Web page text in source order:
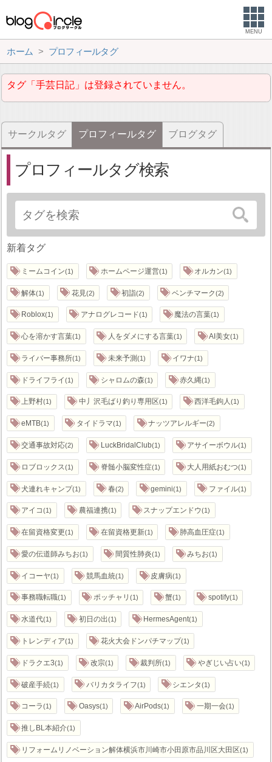
MENU
ホーム プロフィールタグ
タグ「手芸日記」は登録されていません。
サークルタグ プロフィールタグ ブログタグ
プロフィールタグ検索
新着タグ
ミームコイン 1 ホームページ運営 1 オルカン 1
解体 1 花見 2 初詣 2 ベンチマーク 2
Roblox 1 アナログレコード 1 魔法の言葉 1
心を溶かす言葉 1 人をダメにする言葉 1 AI美女 1
ライバー事務所 1 未来予測 1 イワナ 1
ドライフライ 1 シャロムの森 1 赤久縄 1
上野村 1 中丿沢毛ばり釣り専用区 1 西洋毛鉤人 1
eMTB 1 タイドラマ 1 ナッツアレルギー 2
交通事故対応 2 LuckBridalClub 1 アサイーボウル 1
ロブロックス 1 脊髄小脳変性症 1 大人用紙おむつ 1
犬連れキャンプ 1 春 2 gemini 1 ファイル 1
アイコ 1 農福連携 1 スナップエンドウ 1
在留資格変更 1 在留資格更新 1 肺高血圧症 1
愛の伝道師みちお 1 間質性肺炎 1 みちお 1
イコーヤ 1 競馬血統 1 皮膚病 1
事務職転職 1 ポッチャリ 1 蟹 1 spotify 1
水道代 1 初日の出 1 HermesAgent 1
トレンディア 1 花火大会ドンパチマップ 1
ドラクエ3 1 改宗 1 裁判所 1 やぎじい占い 1
破産手続 1 バリカタライフ 1 シエンタ 1
コーラ 1 Oasys 1 AirPods 1 一期一会 1
推しBL本紹介 1
リフォームリノベーション解体横浜市川崎市小田原市品川区大田区 1